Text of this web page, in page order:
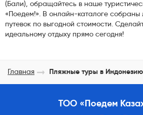
(Бали), обращайтесь в наше
«Поедем!». В онлайн-каталоге собраны
путевок по выгодной стоимости.
идеальному отдыху прямо сегодня!
Главная Пляжные туры в
ТОО «Поедем